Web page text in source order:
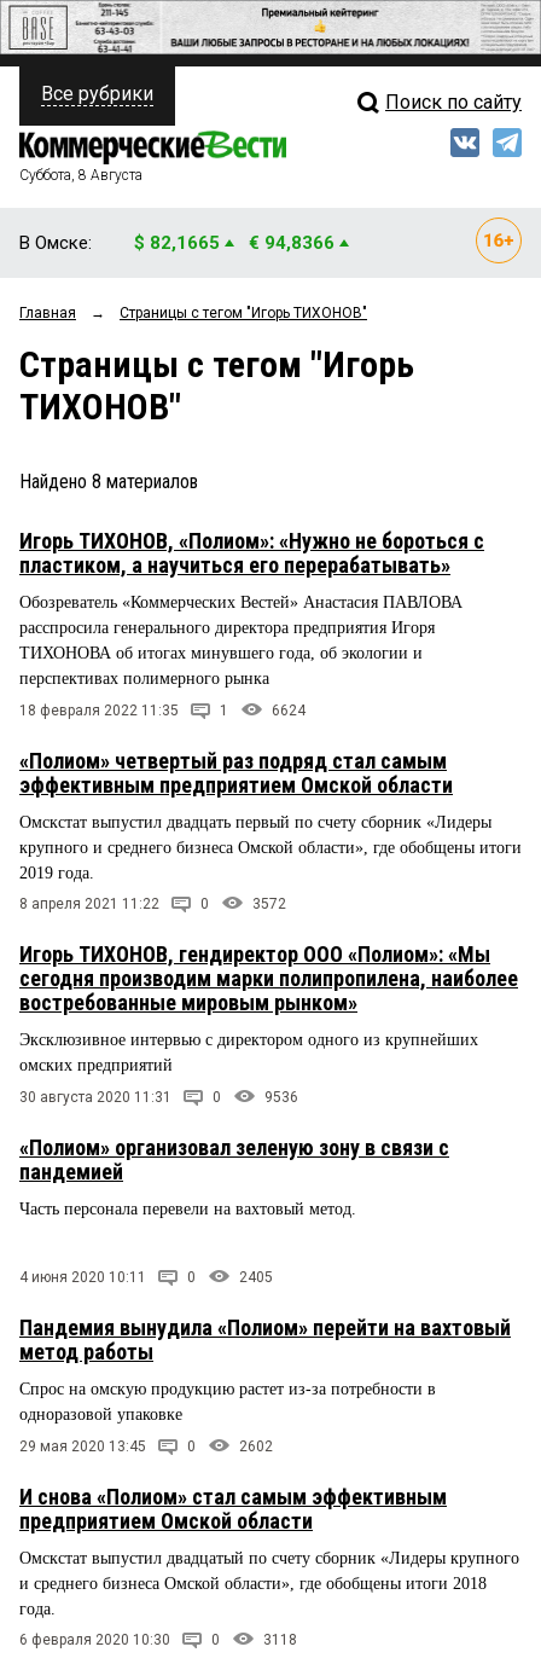
ПОЛИТИКА
ФИНАНСЫ
ОБЩЕСТВО
ЗАКОН
ПРОИСШЕСТВИЯ
СТИЛЬ ЖИЗНИ
Свежий выпуск
Мнения
Рейтинги
Все рубрики Поиск по сайту
Суббота, 8 Августа
В Омске: $ 82,1665 € 94,8366
Главная → Страницы c тегом "Игорь ТИХОНОВ"
Страницы c тегом "Игорь
ТИХОНОВ"
Найдено 8 материалов
Игорь ТИХОНОВ, «Полиом»: «Нужно не бороться с
пластиком, а научиться его перерабатывать»
Обозреватель «Коммерческих Вестей» Анастасия ПАВЛОВА
расспросила генерального директора предприятия Игоря
ТИХОНОВА об итогах минувшего года, об экологии и
перспективах полимерного рынка
18 февраля 2022 11:35 1 6624
«Полиом» четвертый раз подряд стал самым
эффективным предприятием Омской области
Омскстат выпустил двадцать первый по счету сборник «Лидеры
крупного и среднего бизнеса Омской области», где обобщены итоги
2019 года.
8 апреля 2021 11:22 0 3572
Игорь ТИХОНОВ, гендиректор ООО «Полиом»: «Мы
сегодня производим марки полипропилена, наиболее
востребованные мировым рынком»
Эксклюзивное интервью с директором одного из крупнейших
омских предприятий
30 августа 2020 11:31 0 9536
«Полиом» организовал зеленую зону в связи с
пандемией
Часть персонала перевели на вахтовый метод.
4 июня 2020 10:11 0 2405
Пандемия вынудила «Полиом» перейти на вахтовый
метод работы
Спрос на омскую продукцию растет из-за потребности в
одноразовой упаковке
29 мая 2020 13:45 0 2602
И снова «Полиом» стал самым эффективным
предприятием Омской области
Омскстат выпустил двадцатый по счету сборник «Лидеры крупного
и среднего бизнеса Омской области», где обобщены итоги 2018
года.
6 февраля 2020 10:30 0 3118